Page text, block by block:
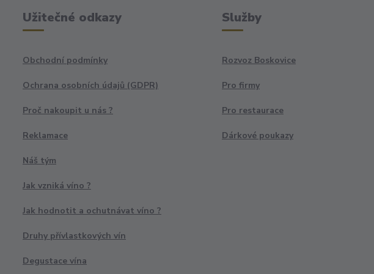
Užitečné odkazy
Obchodní podmínky
Ochrana osobních údajů (GDPR)
Proč nakoupit u nás ?
Reklamace
Náš tým
Jak vzniká víno ?
Jak hodnotit a ochutnávat víno ?
Druhy přívlastkových vín
Degustace vína
Služby
Rozvoz Boskovice
Pro firmy
Pro restaurace
Dárkové poukazy